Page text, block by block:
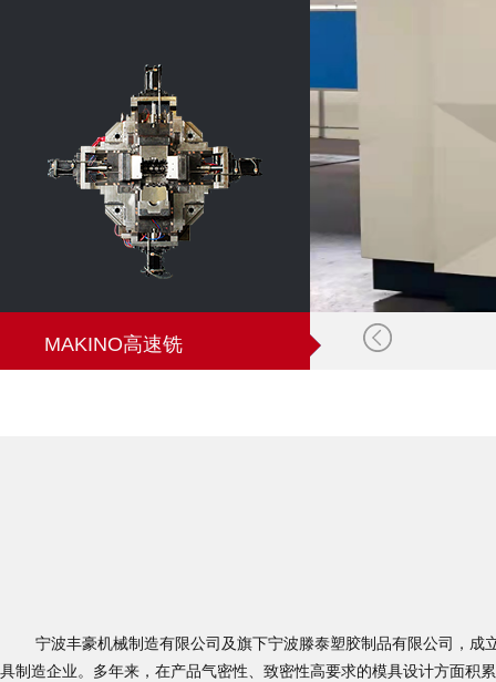
MAKINO高速铣
宁波丰豪机械制造有限公司及旗下宁波滕泰塑胶制品有限公司，成
具制造企业。多年来，在产品气密性、致密性高要求的模具设计方面积